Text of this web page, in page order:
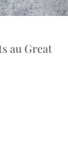
au Great